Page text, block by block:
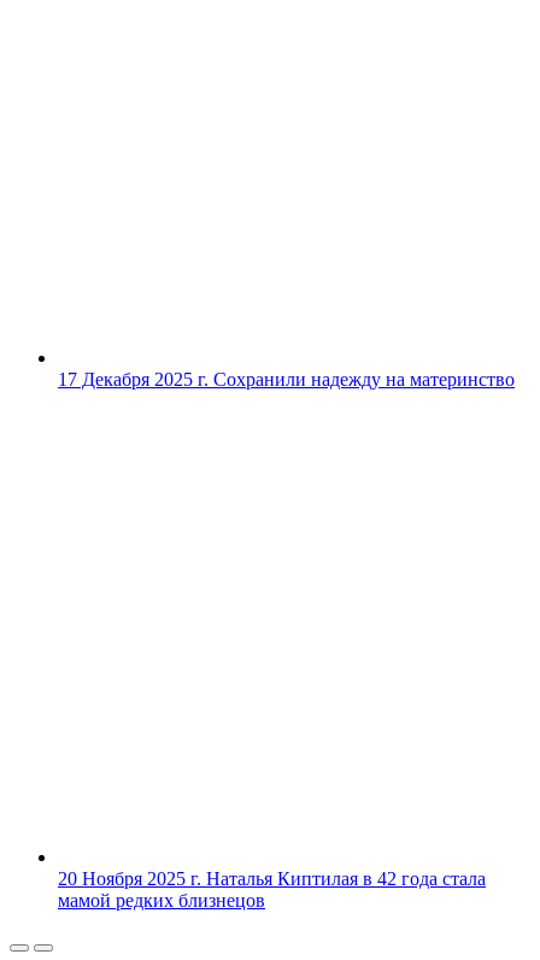
17 Декабря 2025 г. Сохранили надежду на материнство
20 Ноября 2025 г. Наталья Киптилая в 42 года стала
мамой редких близнецов